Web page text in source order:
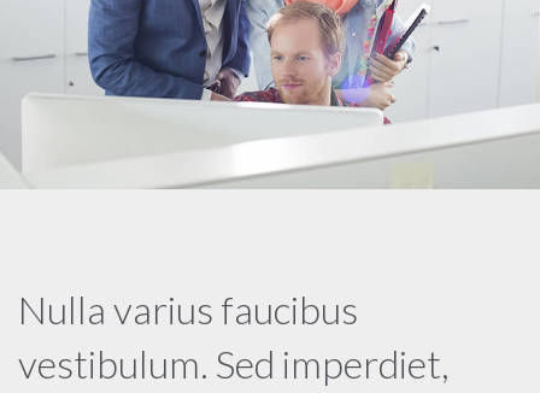
Nulla varius faucibus
vestibulum. Sed imperdiet,